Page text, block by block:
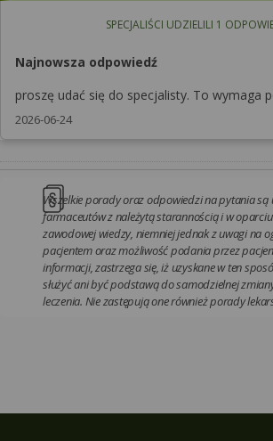
SPECJALIŚCI UDZIELILI 1
Najnowsza odpowiedź
proszę udać się do specjalisty. To wymaga
2026-06-24
Wszelkie porady oraz odpowiedzi na pytania są
farmaceutów z należytą starannością i w
zawodowej wiedzy, niemniej jednak z uwagi na
pacjentem oraz możliwość podania przez
informacji, zastrzega się, iż uzyskane w ten
służyć ani być podstawą do samodzielnej
leczenia. Nie zastępują one również porady